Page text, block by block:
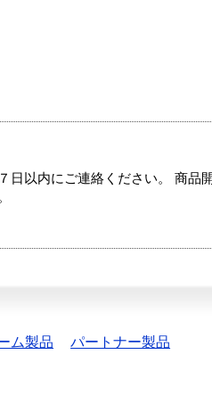
日以内にご連絡ください。 商品
ム製品 パートナー製品